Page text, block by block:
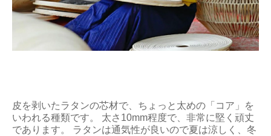
皮を剥いたラタンの芯材で、ちょっと太めの「コア」を
いわれる種類です。 太さ10mm程度で、非常に堅く頑丈
であります。 ラタンは通気性が良いので夏は涼しく、冬